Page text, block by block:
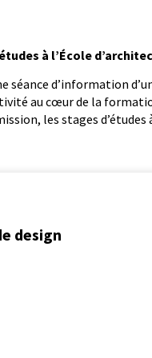
à l’École
séance d’information
au cœur de la
les stages d’études
design